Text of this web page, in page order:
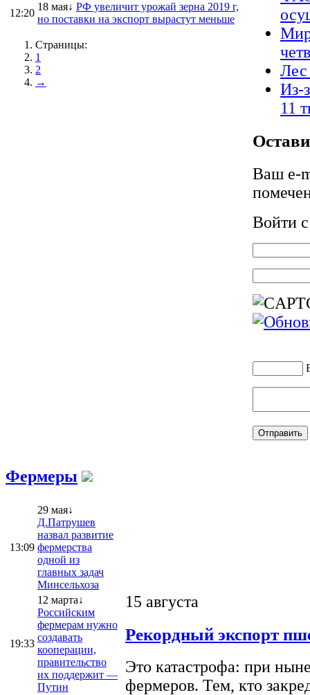
12:20
18 мая↓ РФ увеличит урожай зерна 2019 г,
но поставки на экспорт вырастут меньше
Страницы:
1
2
→
Лес
Из-
11
Ваш e-
Войти
Фермеры
13:09
29 мая↓
Д.Патрушев
назвал развитие
фермерства
одной из
главных задач
Минсельхоза
19:33
12 марта↓
Российским
фермерам нужно
создавать
кооперации,
правительство
их поддержит —
Путин
15 августа
Рекордный экспорт
Это катастрофа: при
фермеров. Тем, кто